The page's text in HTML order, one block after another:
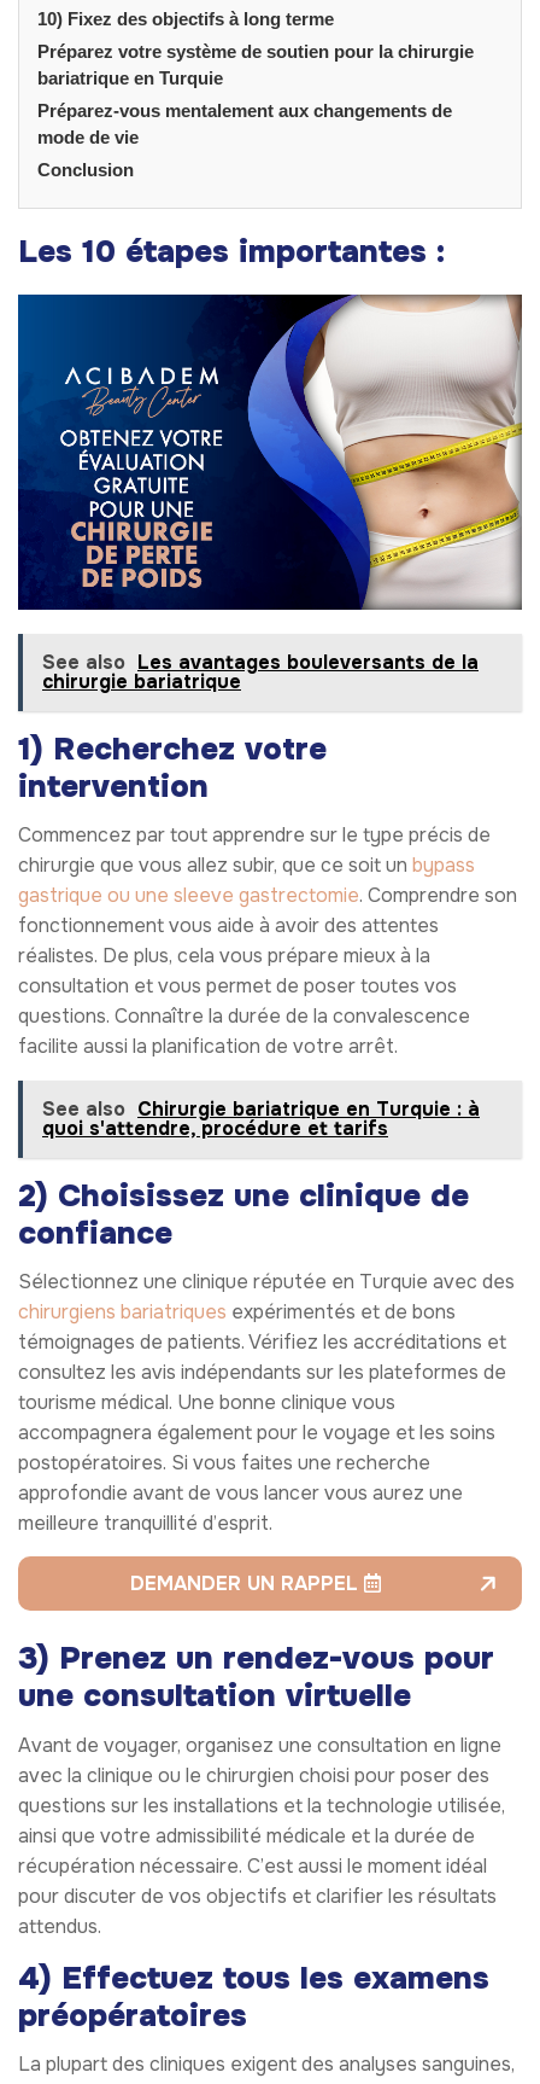
10) Fixez des objectifs à long terme
Préparez votre système de soutien pour la chirurgie
bariatrique en Turquie
Préparez-vous mentalement aux changements de
mode de vie
Conclusion
Les 10 étapes importantes :
See also Les avantages bouleversants de la
chirurgie bariatrique
1) Recherchez votre
intervention
Commencez par tout apprendre sur le type précis de
chirurgie que vous allez subir, que ce soit un bypass
gastrique ou une sleeve gastrectomie. Comprendre son
fonctionnement vous aide à avoir des attentes
réalistes. De plus, cela vous prépare mieux à la
consultation et vous permet de poser toutes vos
questions. Connaître la durée de la convalescence
facilite aussi la planification de votre arrêt.
See also Chirurgie bariatrique en Turquie : à
quoi s'attendre, procédure et tarifs
2) Choisissez une clinique de
confiance
Sélectionnez une clinique réputée en Turquie avec des
chirurgiens bariatriques expérimentés et de bons
témoignages de patients. Vérifiez les accréditations et
consultez les avis indépendants sur les plateformes de
tourisme médical. Une bonne clinique vous
accompagnera également pour le voyage et les soins
postopératoires. Si vous faites une recherche
approfondie avant de vous lancer vous aurez une
meilleure tranquillité d’esprit.
DEMANDER UN RAPPEL
3) Prenez un rendez-vous pour
une consultation virtuelle
Avant de voyager, organisez une consultation en ligne
avec la clinique ou le chirurgien choisi pour poser des
questions sur les installations et la technologie utilisée,
ainsi que votre admissibilité médicale et la durée de
récupération nécessaire. C’est aussi le moment idéal
pour discuter de vos objectifs et clarifier les résultats
attendus.
4) Effectuez tous les examens
préopératoires
La plupart des cliniques exigent des analyses sanguines,